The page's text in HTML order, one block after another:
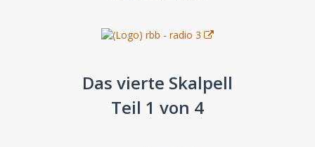
Das vierte Skalpell
Teil 1 von 4